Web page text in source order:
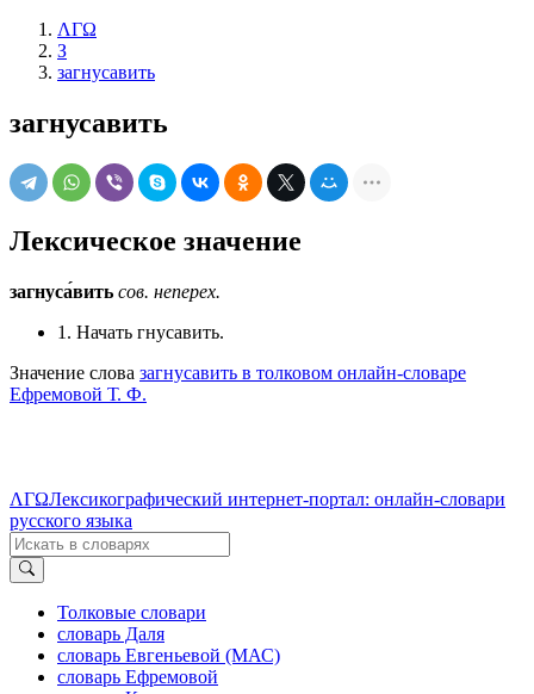
ΛΓΩ
З
загнусавить
загнусавить
Лексическое значение
загнуса́вить сов. неперех.
1. Начать гнусавить.
Значение слова загнусавить в толковом онлайн-словаре
Ефремовой Т. Ф.
ΛΓΩЛексикографический интернет-портал: онлайн-словари
русского языка
Толковые словари
словарь Даля
словарь Евгеньевой (МАС)
словарь Ефремовой